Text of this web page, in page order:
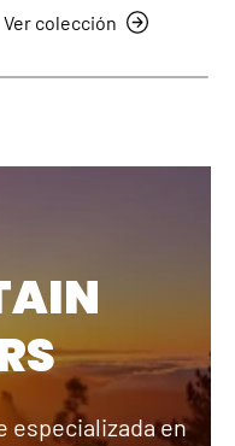
Ver colección
especializada en